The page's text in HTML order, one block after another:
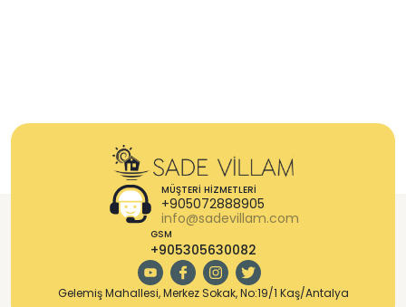
MÜŞTERI HIZMETLERI
+905072888905
info@sadevillam.com
GSM
+905305630082
Gelemiş Mahallesi, Merkez Sokak, No:19/1 Kaş/Antalya